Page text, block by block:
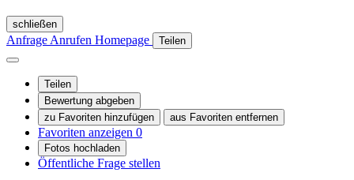
schließen
Anfrage Anrufen Homepage Teilen
Teilen
Bewertung abgeben
zu Favoriten hinzufügen
aus Favoriten entfernen
Favoriten anzeigen 0
Fotos hochladen
Öffentliche Frage stellen